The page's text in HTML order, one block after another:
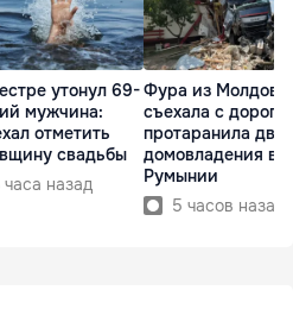
утонул 69-
мужчина:
отметить
свадьбы
часа назад
Фура из Молдовы
съехала с дороги
протаранила два
домовладения в
Румынии
5 часов назад